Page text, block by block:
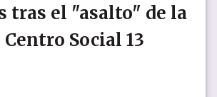
tras el "asalto" de la
Social 13